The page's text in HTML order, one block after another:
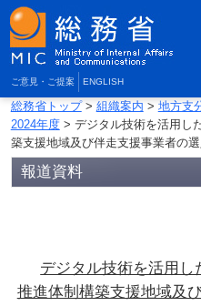
ご意見・ご提案 ENGLISH
総務省トップ> 組織案内 > 地方支
2024年度> デジタル技術を活用し
築支援地域及び伴走支援事業者の
報道資料
デジタル技術を活用
推進体制構築支援地域及